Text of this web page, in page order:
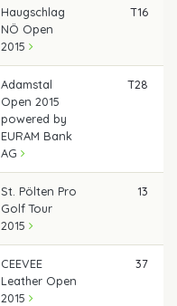
Haugschlag
NÖ Open
2015
T16
Adamstal
Open 2015
powered by
EURAM Bank
AG
T28
St. Pölten Pro
Golf Tour
2015
13
CEEVEE
Leather Open
2015
37